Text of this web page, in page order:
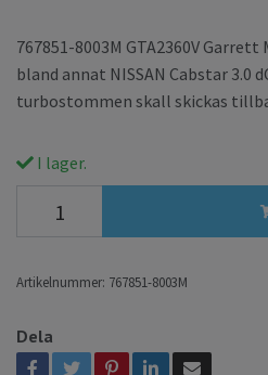
767851-8003M GTA2360V
bland annat NISSAN Cabstar 3.0
turbostommen skall skickas
I lager.
Artikelnummer: 767851-8003M
Dela